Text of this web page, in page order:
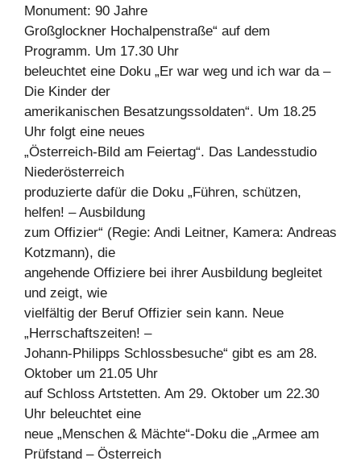
Monument: 90 Jahre
Großglockner Hochalpenstraße“ auf dem
Programm. Um 17.30 Uhr
beleuchtet eine Doku „Er war weg und ich war da –
Die Kinder der
amerikanischen Besatzungssoldaten“. Um 18.25
Uhr folgt eine neues
„Österreich-Bild am Feiertag“. Das Landesstudio
Niederösterreich
produzierte dafür die Doku „Führen, schützen,
helfen! – Ausbildung
zum Offizier“ (Regie: Andi Leitner, Kamera: Andreas
Kotzmann), die
angehende Offiziere bei ihrer Ausbildung begleitet
und zeigt, wie
vielfältig der Beruf Offizier sein kann. Neue
„Herrschaftszeiten! –
Johann-Philipps Schlossbesuche“ gibt es am 28.
Oktober um 21.05 Uhr
auf Schloss Artstetten. Am 29. Oktober um 22.30
Uhr beleuchtet eine
neue „Menschen & Mächte“-Doku die „Armee am
Prüfstand – Österreich